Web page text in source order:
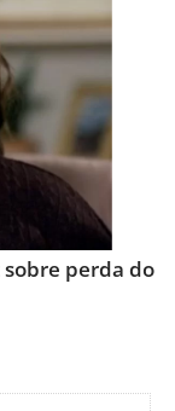
perda do